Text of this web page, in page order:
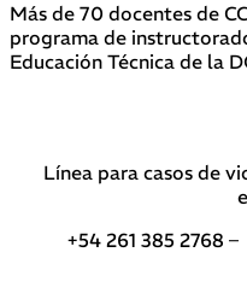
Más de 70 docentes de
programa de
Educación Técnica de la
Línea para casos de
+54 261 385 2768 –